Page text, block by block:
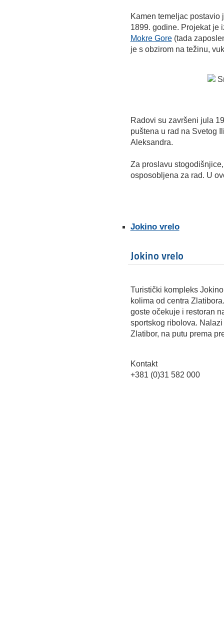
Kamen temeljac postavio
1899. godine. Projekat je
Mokre Gore(tada
je s obzirom na težinu,
Radovi su završeni jula
puštena u rad na Svetog
Aleksandra.
Za proslavu
osposobljena za rad. U
Jokino vrelo
Jokino vrelo
Turistički kompleks
kolima od centra
goste očekuje i restoran
sportskog ribolova.
Zlatibor, na putu prema
Kontakt
+381 (0)31 582 000